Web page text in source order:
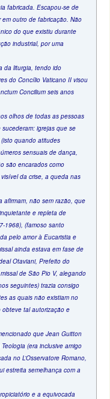
fabricada. Escapou-se de
outro de fabricação. Não
do que existiu durante
industrial, por uma
da liturgia, tendo ido
do Concílio Vaticano II visou
Concilium seis anos
olhos de todas as pessoas
igrejas que se
quando atitudes
sensuais de dança,
são encarados como
visível da crise, a queda nas
afirmam, não sem razão, que
e repleta de
1968), (famoso santo
pelo amor à Eucaristia e
ainda estava em fase de
Otaviani, Prefeito do
de São Pio V, alegando
seguintes) trazia consigo
as quais não existiam no
obteve tal autorização e
que Jean Guitton
(era inclusive amigo
no L’Osservatore Romano,
estreita semelhança com a
e a equivocada